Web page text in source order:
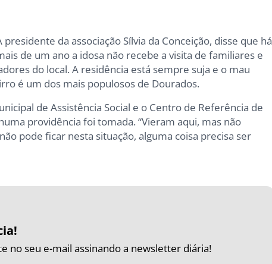
presidente da associação Sílvia da Conceição, disse que há
de um ano a idosa não recebe a visita de familiares e
do local. A residência está sempre suja e o mau
é um dos mais populosos de Dourados.
de Assistência Social e o Centro de Referência de
providência foi tomada. “Vieram aqui, mas não
pode ficar nesta situação, alguma coisa precisa ser
no seu e-mail assinando a newsletter diária!